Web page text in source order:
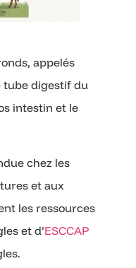
appelés
tube digestif du
intestin et le
chez les
et aux
les ressources
et d’ESCCAP